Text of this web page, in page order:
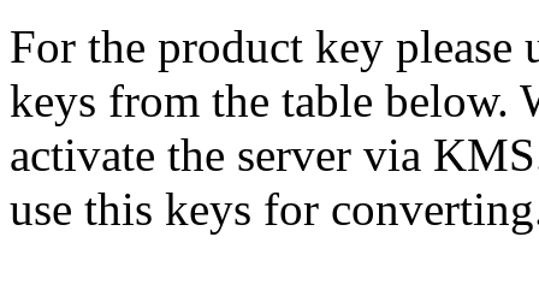
For the product key please
keys from the table below.
activate the server via
use this keys for